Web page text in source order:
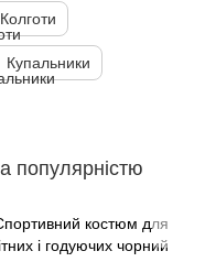
Колготи
Купальники
популярністю